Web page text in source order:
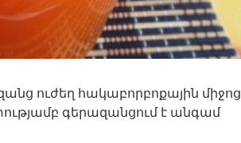
ուժեղ հակաբորբոքային միջոց
գերազանցում է անգամ